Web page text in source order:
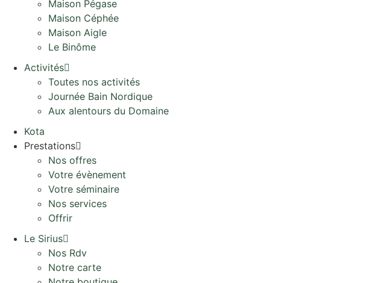
Maison Pégase
Maison Céphée
Maison Aigle
Le Binôme
Activités
Toutes nos activités
Journée Bain Nordique
Aux alentours du Domaine
Kota
Prestations
Nos offres
Votre évènement
Votre séminaire
Nos services
Offrir
Le Sirius
Nos Rdv
Notre carte